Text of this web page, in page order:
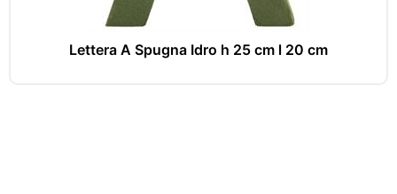
Lettera A Spugna Idro h 25 cm l 20 cm